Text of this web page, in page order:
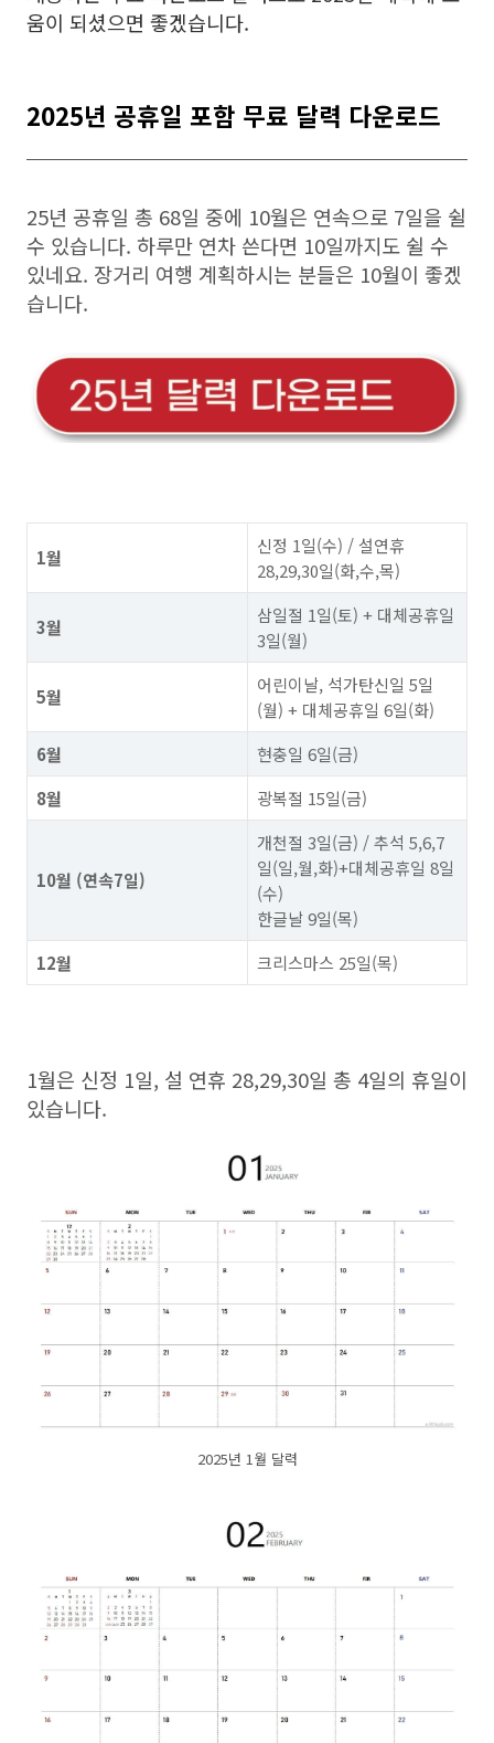
움이 되셨으면 좋겠습니다.
2025년 공휴일 포함 무료 달력 다운로드
25년 공휴일 총 68일 중에 10월은 연속으로 7일을 쉴
수 있습니다. 하루만 연차 쓴다면 10일까지도 쉴 수
있네요. 장거리 여행 계획하시는 분들은 10월이 좋겠
습니다.
1월
신정 1일(수) / 설연휴
28,29,30일(화,수,목)
3월
삼일절 1일(토) + 대체공휴일
3일(월)
5월
어린이날, 석가탄신일 5일
(월) + 대체공휴일 6일(화)
6월
현충일 6일(금)
8월
광복절 15일(금)
10월 (연속7일)
개천절 3일(금) / 추석 5,6,7
일(일,월,화)+대체공휴일 8일
(수)
한글날 9일(목)
12월
크리스마스 25일(목)
1월은 신정 1일, 설 연휴 28,29,30일 총 4일의 휴일이
있습니다.
2025년 1월 달력